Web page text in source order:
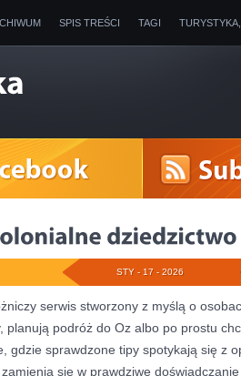
SPIS TREŚCI TAGI
STY - 17 - 2026
serwis stworzony z myślą o
planują podróż do Oz albo po prostu
gdzie sprawdzone tipy spotykają się z
zamienia się w prawdziwe